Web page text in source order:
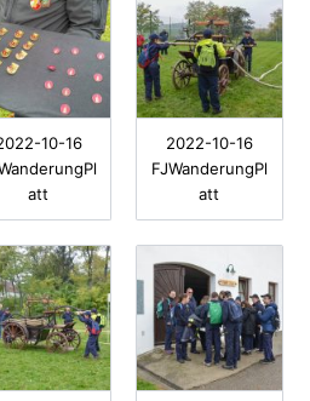
10-16
att
2022-10-16
FJWanderungPl
att